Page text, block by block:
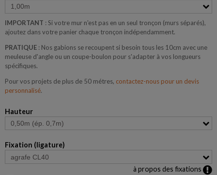
IMPORTANT : Si votre mur n'est pas en un seul tronçon (murs séparés),
ajoutez dans votre panier chaque tronçon indépendamment.
PRATIQUE : Nos gabions se recoupent si besoin tous les 10cm avec une
meuleuse d'angle ou un coupe-boulon pour s'adapter à vos longueurs
spécifiques.
Pour vos projets de plus de 50 métres, contactez-nous pour un devis
personnalisé.
Hauteur
Fixation (ligature)
à propos des fixations